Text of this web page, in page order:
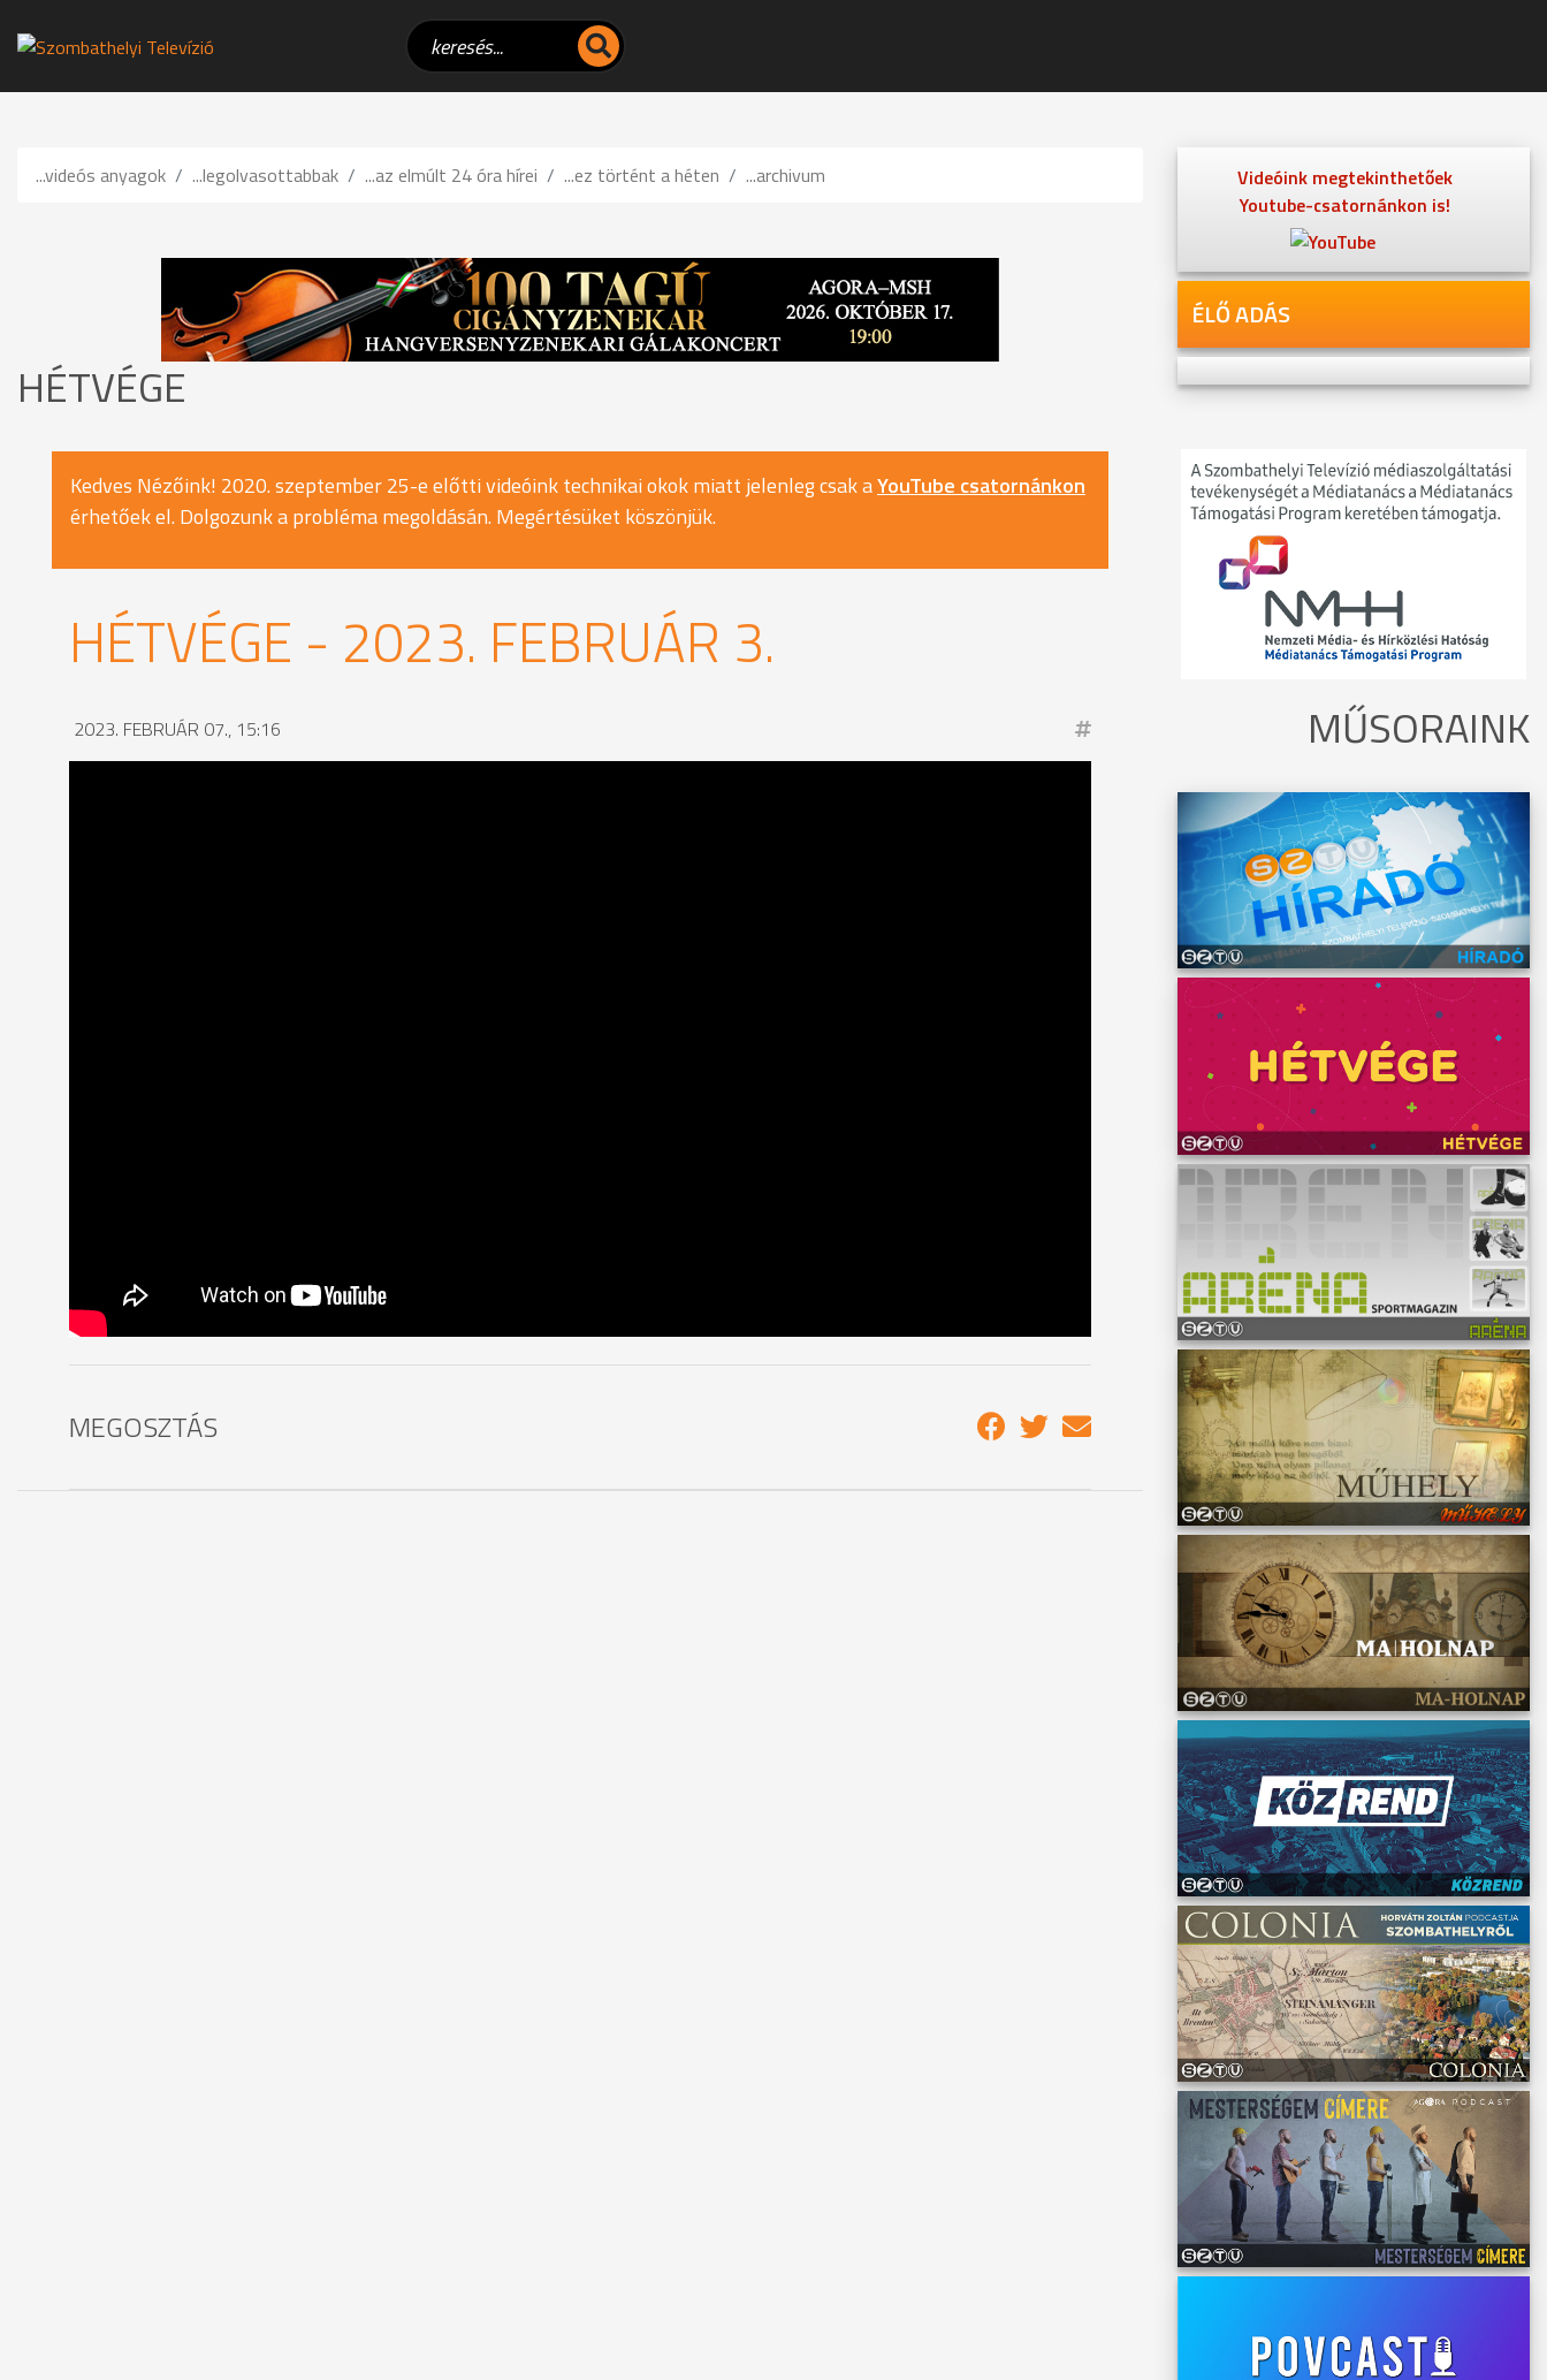
...videós anyagok ...legolvasottabbak ...az elmúlt 24 óra hírei ...ez történt a héten ...archivum
HÉTVÉGE
Kedves Nézőink! 2020. szeptember 25-e előtti videóink technikai okok miatt jelenleg csak aYouTube csatornánkon
érhetőek el. Dolgozunk a probléma megoldásán. Megértésüket köszönjük.
HÉTVÉGE - 2023. FEBRUÁR 3.
2023. FEBRUÁR 07., 15:16
MEGOSZTÁS
Videóink megtekinthetőek
Youtube-csatornánkon is!
ÉLŐ ADÁS
MŰSORAINK